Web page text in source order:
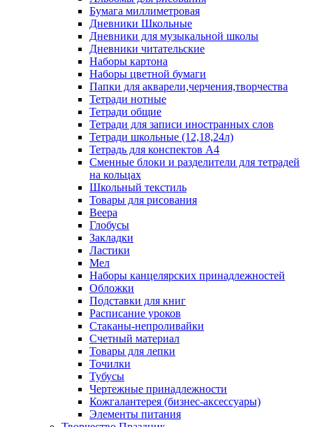
Бумага миллиметровая
Дневники Школьные
Дневники для музыкальной школы
Дневники читательские
Наборы картона
Наборы цветной бумаги
Папки для акварели,черчения,творчества
Тетради нотные
Тетради общие
Тетради для записи иностранных слов
Тетради школьные (12,18,24л)
Тетрадь для конспектов А4
Сменные блоки и разделители для тетрадей
на кольцах
Школьный текстиль
Товары для рисования
Веера
Глобусы
Закладки
Ластики
Мел
Наборы канцелярских принадлежностей
Обложки
Подставки для книг
Расписание уроков
Стаканы-непроливайки
Счетный материал
Товары для лепки
Точилки
Тубусы
Чертежные принадлежности
Кожгалантерея (бизнес-аксессуары)
Элементы питания